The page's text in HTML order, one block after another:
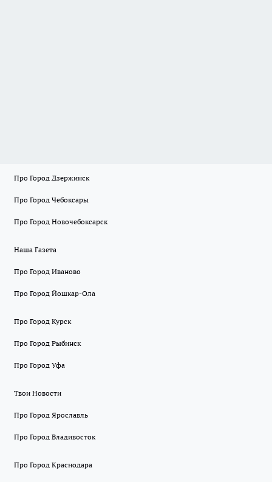
Про Город Дзержинск
Про Город Чебоксары
Про Город Новочебоксарск
Наша Газета
Про Город Иваново
Про Город Йошкар-Ола
Про Город Курск
Про Город Рыбинск
Про Город Уфа
Твои Новости
Про Город Ярославль
Про Город Владивосток
Про Город Краснодара